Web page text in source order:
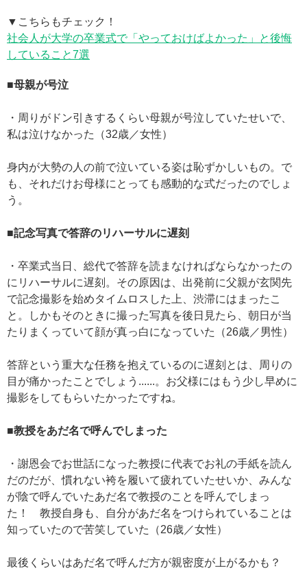
▼こちらもチェック！
社会人が大学の卒業式で「やっておけばよかった」と後悔
していること7選
■母親が号泣
・周りがドン引きするくらい母親が号泣していたせいで、
私は泣けなかった（32歳／女性）
身内が大勢の人の前で泣いている姿は恥ずかしいもの。で
も、それだけお母様にとっても感動的な式だったのでしょ
う。
■記念写真で答辞のリハーサルに遅刻
・卒業式当日、総代で答辞を読まなければならなかったの
にリハーサルに遅刻。その原因は、出発前に父親が玄関先
で記念撮影を始めタイムロスした上、渋滞にはまったこ
と。しかもそのときに撮った写真を後日見たら、朝日が当
たりまくっていて顔が真っ白になっていた（26歳／男性）
答辞という重大な任務を抱えているのに遅刻とは、周りの
目が痛かったことでしょう......。お父様にはもう少し早めに
撮影をしてもらいたかったですね。
■教授をあだ名で呼んでしまった
・謝恩会でお世話になった教授に代表でお礼の手紙を読ん
だのだが、慣れない袴を履いて疲れていたせいか、みんな
が陰で呼んでいたあだ名で教授のことを呼んでしまっ
た！ 教授自身も、自分があだ名をつけられていることは
知っていたので苦笑していた（26歳／女性）
最後くらいはあだ名で呼んだ方が親密度が上がるかも？